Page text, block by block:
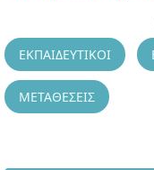
ΕΚΠΑΙΔΕΥΤΙΚΟΙ
ΜΕΤΑΘΕΣΕΙΣ